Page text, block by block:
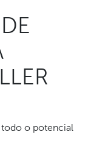
o potencial